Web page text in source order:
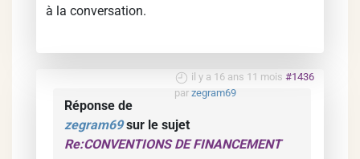
à la conversation.
il y a 16 ans 11 mois #1436
par zegram69
Réponse de
zegram69sur le sujet
Re:CONVENTIONS DE FINANCEMENT